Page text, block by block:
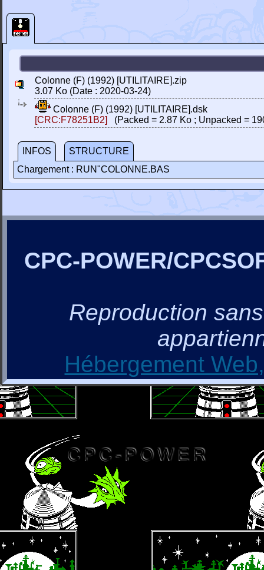
Colonne (F) (1992) [UTILITAIRE].zip
3.07 Ko (Date : 2020-03-24)
Colonne (F) (1992) [UTILITAIRE].dsk
[CRC:F78251B2]
(Packed = 2.87 Ko ; Unpacked =
INFOS
STRUCTURE
Chargement : RUN"COLONNE.BAS
CPC-POWER/
Reproduction
Hébergement